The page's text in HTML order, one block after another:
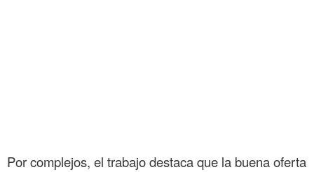
Por complejos, el trabajo destaca que la buena oferta